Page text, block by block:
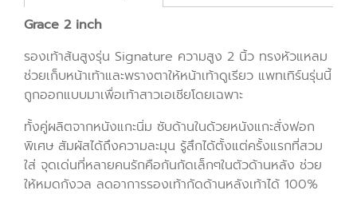
Grace 2 inch
รองเท้าส้นสูงรุ่น Signature ความสูง 2 นิ้ว ทรงหัวแหลม
ช่วยเก็บหน้าเท้าและพรางตาให้หน้าเท้าดูเรียว แพทเทิร์นรุ่นนี้
ถูกออกแบบมาเพื่อเท้าสาวเอเชียโดยเฉพาะ
ทั้งคู่ผลิตจากหนังแกะนิ่ม ซับด้านในด้วยหนังแกะสั่งฟอก
พิเศษ สัมผัสได้ถึงความละมุน รู้สึกได้ตั้งแต่ครั้งแรกที่สวม
ใส่ จุดเด่นที่หลายคนรักคือกันกัดเล็กๆในตัวด้านหลัง ช่วย
ให้หมดกังวล ลดอาการรองเท้ากัดด้านหลังเท้าได้ 100%